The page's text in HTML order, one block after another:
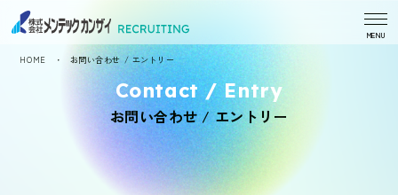
MENU
ごあいさつ メンテックカンザイ
での働き方
数字で見る
メンテックカンザイ
山田 恭平
HOME お問い合わせ / エントリー
お問い合わせ / エントリー